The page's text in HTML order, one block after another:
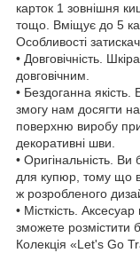
карток 1 зовнішня
тощо. Вміщує до 5
Особливості
• Довговічність.
довговічним.
• Бездоганна якість.
змогу нам досягти
поверхню виробу
декоративні шви.
• Оригінальність. Ви
для купюр, тому що
ж розробленого
• Місткість.
зможете розмістити
Колекція «Let's Go